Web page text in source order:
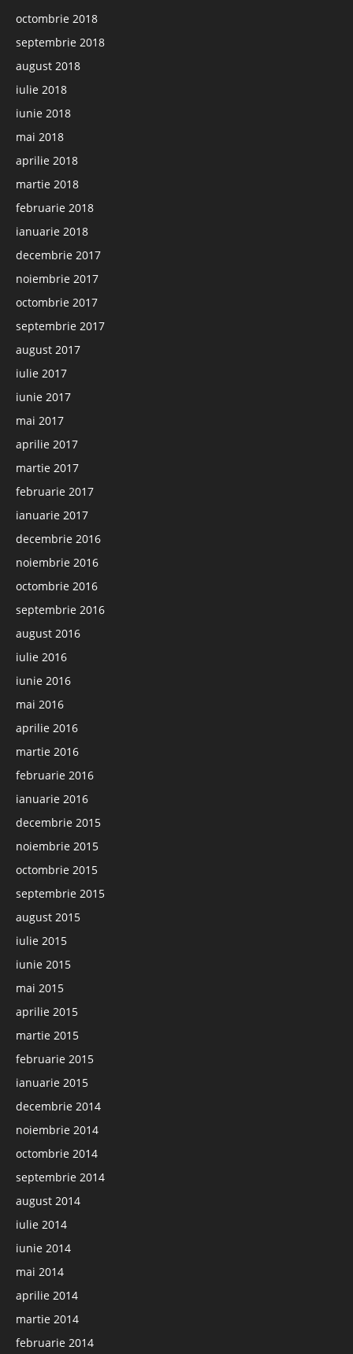
octombrie 2018
septembrie 2018
august 2018
iulie 2018
iunie 2018
mai 2018
aprilie 2018
martie 2018
februarie 2018
ianuarie 2018
decembrie 2017
noiembrie 2017
octombrie 2017
septembrie 2017
august 2017
iulie 2017
iunie 2017
mai 2017
aprilie 2017
martie 2017
februarie 2017
ianuarie 2017
decembrie 2016
noiembrie 2016
octombrie 2016
septembrie 2016
august 2016
iulie 2016
iunie 2016
mai 2016
aprilie 2016
martie 2016
februarie 2016
ianuarie 2016
decembrie 2015
noiembrie 2015
octombrie 2015
septembrie 2015
august 2015
iulie 2015
iunie 2015
mai 2015
aprilie 2015
martie 2015
februarie 2015
ianuarie 2015
decembrie 2014
noiembrie 2014
octombrie 2014
septembrie 2014
august 2014
iulie 2014
iunie 2014
mai 2014
aprilie 2014
martie 2014
februarie 2014